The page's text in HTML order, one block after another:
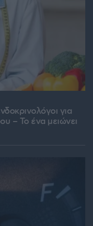
για
– Το ένα μειώνει